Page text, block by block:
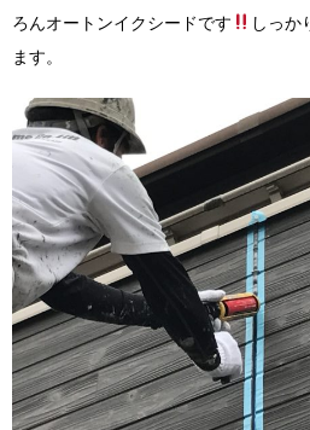
ろんオートンイクシードです
しっか
ます。